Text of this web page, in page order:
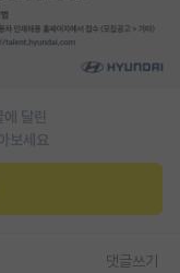
달린
보세요
댓글쓰기